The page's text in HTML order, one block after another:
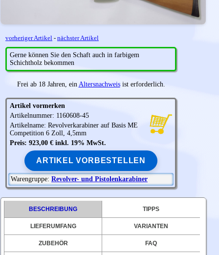
vorheriger Artikel - nächster Artikel
Gerne können Sie den Schaft auch in farbigem
Schichtholz bekommen
Frei ab 18 Jahren, ein Altersnachweisist erforderlich.
Artikel vormerken
Artikelnummer: 1160608-45
Artikelname: Revolverkarabiner auf Basis ME
Competition 6 Zoll, 4,5mm
Preis: 923,00 € inkl. 19% MwSt.
ARTIKEL VORBESTELLEN
Warengruppe: Revolver- und Pistolenkarabiner
BESCHREIBUNG TIPPS
LIEFERUMFANG VARIANTEN
ZUBEHÖR FAQ